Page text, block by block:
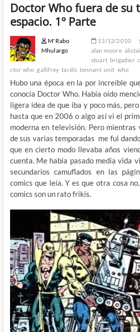
Doctor Who fuera de su
espacio. 1º Parte
M'Rabo
Mhulargo
13/12/2010
alan moore
stuart brigadier
ctor who gallifrey tardis tennant unit who
Hubo una época en la por increíble
conocía Doctor Who. Había oído
ligera idea de que iba y poco más,
hasta que en 2006 o algo así vi el
moderna en televisión. Pero
de sus varias temporadas me fui
que en cierto modo llevaba años
cuenta. Me había pasado media vida
secundarios camuflados en las
comics que leía. Y es que otra cosa
comics son un rato frikis.